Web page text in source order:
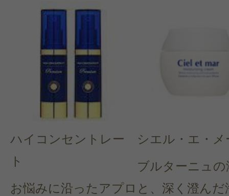
ハイコンセントレー
ト
お悩みに沿ったアプロ
シエル・エ・メ
ブルターニュの
と、深く澄んだ